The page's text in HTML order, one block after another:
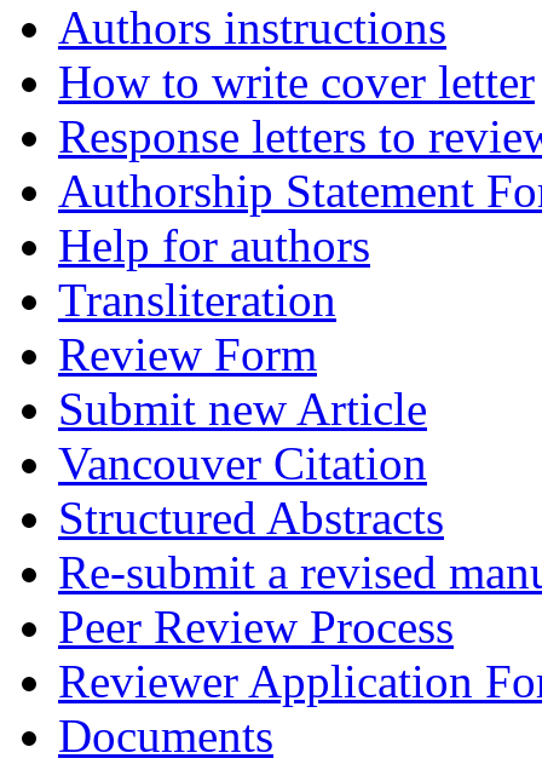
Authors instructions
How to write cover letter
Response letters to
Authorship Statement
Help for authors
Transliteration
Review Form
Submit new Article
Vancouver Citation
Structured Abstracts
Re-submit a revised
Peer Review Process
Reviewer Application
Documents